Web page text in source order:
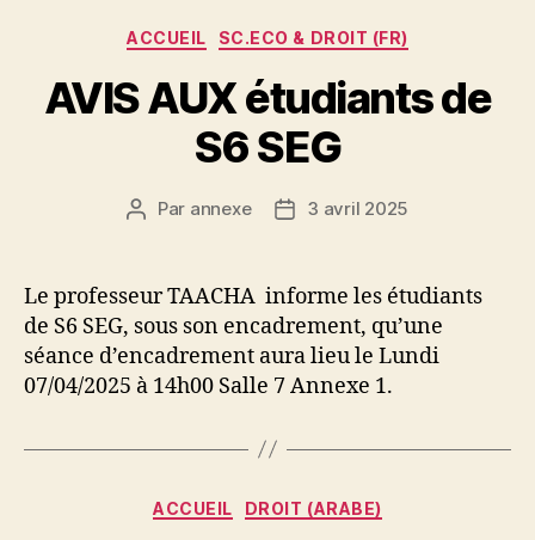
Catégories
ACCUEIL SC.ECO & DROIT (FR)
AVIS AUX étudiants de
S6 SEG
Auteur
Par annexe
Date3 avril 2025
Le professeur TAACHA informe les étudiants
de S6 SEG, sous son encadrement, qu’une
séance d’encadrement aura lieu le Lundi
07/04/2025 à 14h00 Salle 7 Annexe 1.
Catégories
ACCUEIL DROIT (ARABE)